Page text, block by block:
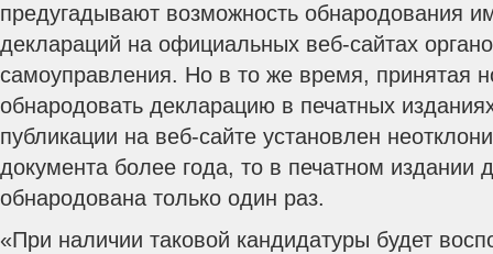
предугадывают возможность обнародования
деклараций на официальных веб-сайтах
самоуправления. Но в то же время, принятая
обнародовать декларацию в печатных
публикации на веб-сайте установлен
документа более года, то в печатном издании
обнародована только один раз.
«При наличии таковой кандидатуры будет